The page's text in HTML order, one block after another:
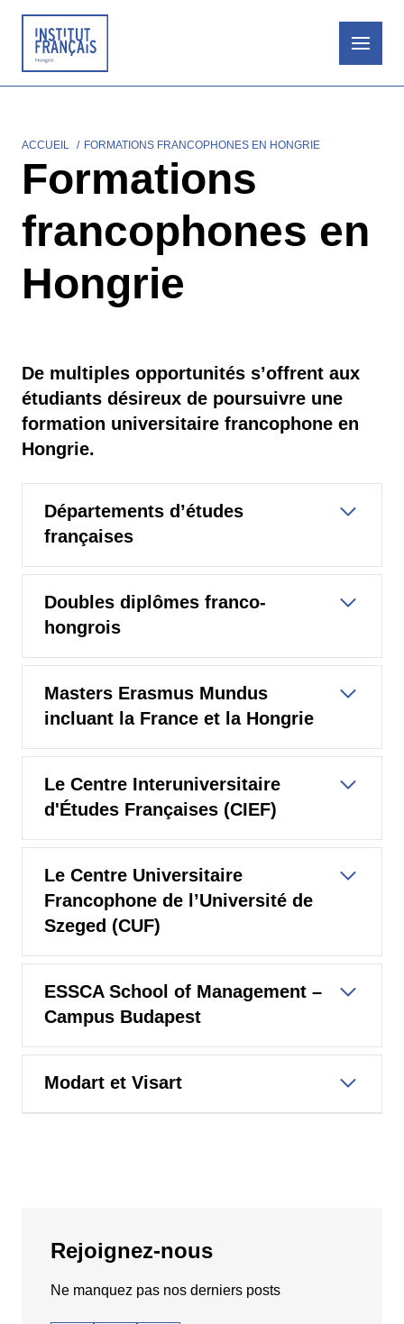
contenu
principal
Fil
d'Ariane
ACCUEIL FORMATIONS FRANCOPHONES EN HONGRIE
Formations
francophones en
Hongrie
De multiples opportunités s’offrent aux
étudiants désireux de poursuivre une
formation universitaire francophone en
Hongrie.
Départements d’études
françaises
Doubles diplômes franco-
hongrois
Masters Erasmus Mundus
incluant la France et la Hongrie
Le Centre Interuniversitaire
d'Études Françaises (CIEF)
Le Centre Universitaire
Francophone de l’Université de
Szeged (CUF)
ESSCA School of Management –
Campus Budapest
Modart et Visart
Rejoignez-nous
Ne manquez pas nos derniers posts